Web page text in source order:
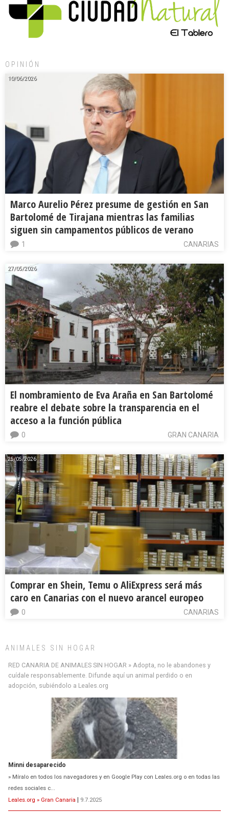
OPINIÓN
10/06/2026
Marco Aurelio Pérez presume de gestión en San
Bartolomé de Tirajana mientras las familias
siguen sin campamentos públicos de verano
CANARIAS
1
27/05/2026
El nombramiento de Eva Araña en San Bartolomé
reabre el debate sobre la transparencia en el
acceso a la función pública
GRAN CANARIA
0
25/05/2026
Comprar en Shein, Temu o AliExpress será más
caro en Canarias con el nuevo arancel europeo
CANARIAS
0
ANIMALES SIN HOGAR
RED CANARIA DE ANIMALES SIN HOGAR » Adopta, no le abandones y
cuídale responsablemente. Difunde aquí un animal perdido o en
adopción, subiéndolo a Leales.org
Minni desaparecido
» Míralo en todos los navegadores y en Google Play con Leales.org o en todas las
redes sociales c...
Leales.org » Gran Canaria | 9.7.2025